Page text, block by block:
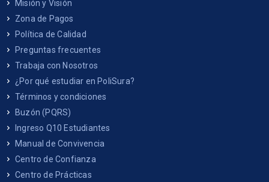
Misión y Visión
Zona de Pagos
Política de Calidad
Preguntas frecuentes
Trabaja con Nosotros
¿Por qué estudiar en PoliSura?
Términos y condiciones
Buzón (PQRS)
Ingreso Q10 Estudiantes
Manual de Convivencia
Centro de Confianza
Centro de Prácticas